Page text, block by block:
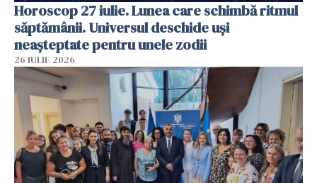
Horoscop 27 iulie. Lunea care schimbă ritmul
săptămânii. Universul deschide uși
neașteptate pentru unele zodii
26 IULIE 2026